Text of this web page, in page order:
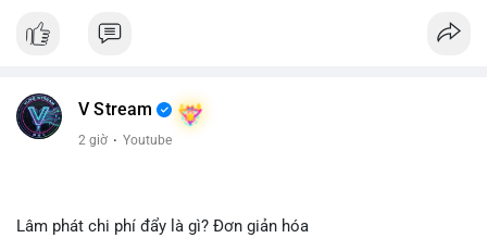
V Stream
2 giờ · Youtube
Lâm phát chi phí đẩy là gì? Đơn giản hóa